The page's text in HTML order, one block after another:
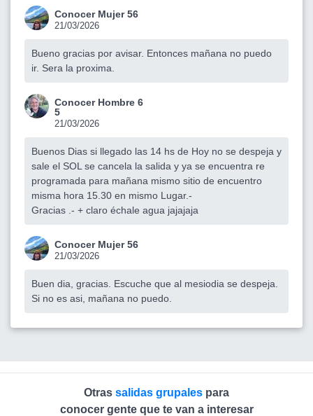
Conocer Mujer 56
21/03/2026
Bueno gracias por avisar. Entonces mañana no puedo
ir. Sera la proxima.
Conocer Hombre 6
5
21/03/2026
Buenos Dias si llegado las 14 hs de Hoy no se despeja y
sale el SOL se cancela la salida y ya se encuentra re
programada para mañana mismo sitio de encuentro
misma hora 15.30 en mismo Lugar.-
Gracias .- + claro échale agua jajajaja
Conocer Mujer 56
21/03/2026
Buen dia, gracias. Escuche que al mesiodia se despeja.
Si no es asi, mañana no puedo.
Otras salidas grupales para
conocer gente que te van a interesar